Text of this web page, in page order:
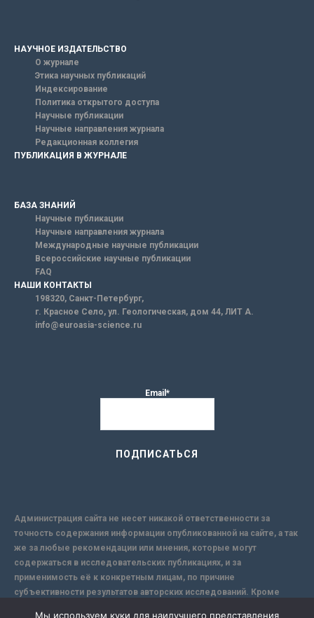
НАУЧНОЕ ИЗДАТЕЛЬСТВО
О журнале
Этика научных публикаций
Индексирование
Политика открытого доступа
Научные публикации
Научные направления журнала
Редакционная коллегия
ПУБЛИКАЦИЯ В ЖУРНАЛЕ
БАЗА ЗНАНИЙ
Научные публикации
Научные направления журнала
Международные научные публикации
Всероссийские научные публикации
FAQ
НАШИ КОНТАКТЫ
198320, Санкт-Петербург,
г. Красное Село, ул. Геологическая, дом 44, ЛИТ А.
info@euroasia-science.ru
Email*
Администрация сайта не несет никакой ответственности за
точность содержания информации опубликованной на сайте, а так
же за любые рекомендации или мнения, которые могут
содержаться в исследовательских публикациях, и за
применимость её к конкретным лицам, по причине
субъективности результатов авторских исследований. Кроме
Мы используем куки для наилучшего представления